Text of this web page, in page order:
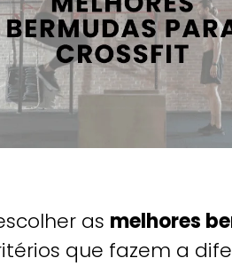
as melhores
que fazem a